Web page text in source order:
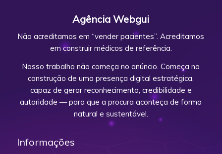
Agência Webgui
Não acreditamos em “vender pacientes”. Acreditamos
em construir médicos de referência.
Nosso trabalho não começa no anúncio. Começa na
construção de uma presença digital estratégica,
capaz de gerar reconhecimento, credibilidade e
autoridade — para que a procura aconteça de forma
natural e sustentável.
Informações